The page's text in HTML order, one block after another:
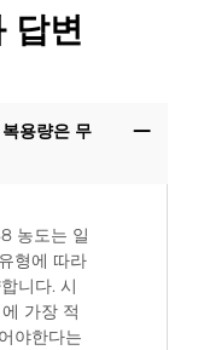
답변
용량은 무
농도는 일
형에 따라
니다. 시
가장 적
야한다는